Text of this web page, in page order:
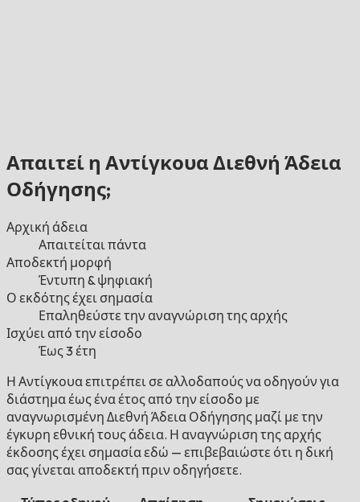
Απαιτεί η Αντίγκουα Διεθνή Άδεια
Οδήγησης;
Αρχική άδεια
Απαιτείται πάντα
Αποδεκτή μορφή
Έντυπη & ψηφιακή
Ο εκδότης έχει σημασία
Επαληθεύστε την αναγνώριση της αρχής
Ισχύει από την είσοδο
Έως 3 έτη
Η Αντίγκουα επιτρέπει σε αλλοδαπούς να οδηγούν για
διάστημα έως ένα έτος από την είσοδο με
αναγνωρισμένη Διεθνή Άδεια Οδήγησης μαζί με την
έγκυρη εθνική τους άδεια. Η αναγνώριση της αρχής
έκδοσης έχει σημασία εδώ — επιβεβαιώστε ότι η δική
σας γίνεται αποδεκτή πριν οδηγήσετε.